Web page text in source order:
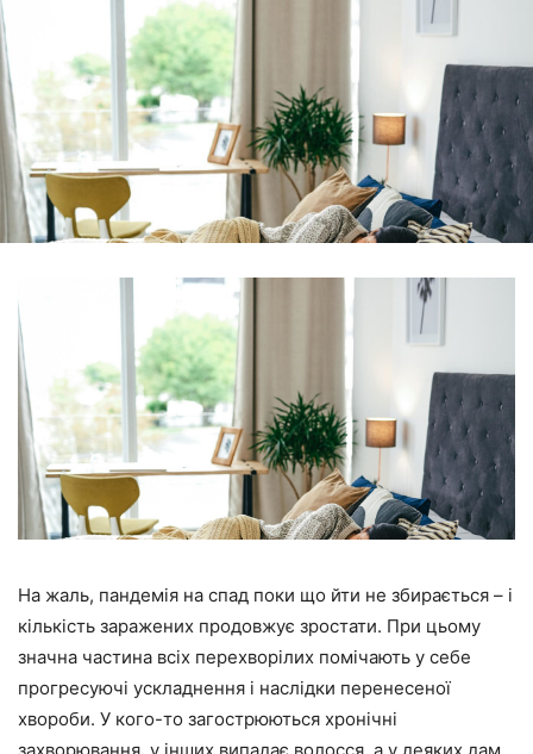
На жаль, пандемія на спад поки що йти не збирається – і
кількість заражених продовжує зростати. При цьому
значна частина всіх перехворілих помічають у себе
прогресуючі ускладнення і наслідки перенесеної
хвороби. У кого-то загострюються хронічні
захворювання, у інших випадає волосся, а у деяких дам